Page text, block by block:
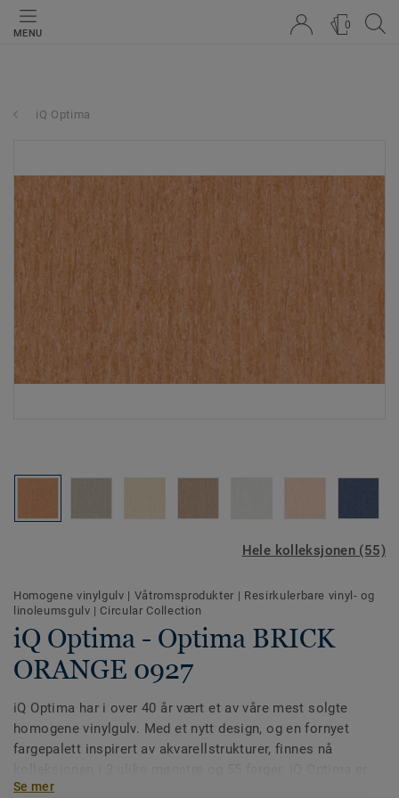
MENU
0
iQ Optima
Hele kolleksjonen (55)
Homogene vinylgulv | Våtromsprodukter | Resirkulerbare vinyl- og
linoleumsgulv | Circular Collection
iQ Optima - Optima BRICK
ORANGE 0927
iQ Optima har i over 40 år vært et av våre mest solgte
homogene vinylgulv. Med et nytt design, og en fornyet
fargepalett inspirert av akvarellstrukturer, finnes nå
kjent for sin PUR-overflate, som tydelig forlenger levetiden
Se mer